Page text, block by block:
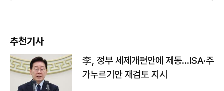
추천기사
李, 정부 세제개편안에 제동…ISA·주
가누르기안 재검토 지시